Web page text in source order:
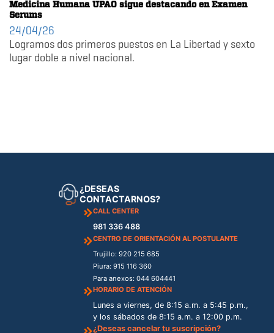
Medicina Humana UPAO sigue destacando en Examen
Serums
24/04/26
Logramos dos primeros puestos en La Libertad y sexto
lugar doble a nivel nacional.